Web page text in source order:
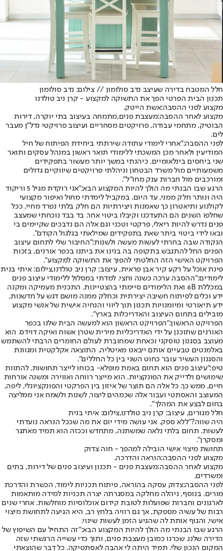
חלל המטבח בדירה שעיצב נדב סולומון // צילום: נדב סולומון
תכנון הבית הפרטי הפך את התשוקה למקצוע - קרן ניב טולדנו
מקצוע לפני ההסבה:אשת הייטק.
מקצוע לאחר ההסבה:מעצבת פנים,מתמחה בעיצוב בתי יוקרה, דירות
הבוטיק, מתחמי עבודה, פרויקטים מסחריים ועיצוב פרויקטי נדל"ן מעבר
לים.
לפני ההסבה:"אחרי לימודי עתודה שירתתי ביחידת הפיתוח של חיל
המודיעין ולאחר מכן המשכתי ללימודי תואר ראשון במנהל עסקים ותואר
שני ביחסים בינלאומיים. כיהנתי במשך יותר מעשור בתפקידים
משמעותיים מול משרד הבטחון וניהלתי פרויקטים שיווקיים גדולים
ומורכבים מול חברות ענק מחו"ל".
הרגע שבו הבנתי מה הולך להיות המקצוע הבא:
"אני רוקדת מגיל 5 וריקוד
היה ונותר חלק ממני, עד היום. במקביל לימדתי מחול ואיפור מקצועי
לקולנוע ותיאטרון כך שאמנות ויצירתיות הם חלק בלתי נפרד מחיי, ככל
שחלפו השנים הם התעדכנו וקיבלו ביטוי אחר. בד בבד נוכחתי שמעצב
פנים נדרש להיות ריאלי, פרקטי וטכני וגם אלה הם נדבכים שקיימים בי
ובאו לידי ביטוי ביתר שאת בתפקידים שמילאתי בגלגול הקודם".
הנקודה שבה בחרתי לעשות מעשה ולשנות:"החיבור שלי לתחום עיצוב
הפנים החל להתגבש בתקופה בה בנינו את ביתנו בכפר אורנים, בזכות
הפרויקט האישי הזה החלטתי להפוך את התשוקה למקצוע".
פינת אוכל על רקע קיר אבן פראית, עיצוב: קרן ניב טולדנו,צילום: איתי בנית
לימודים:"ההסבה ערכה כשנה וחצי. למדתי במסלול ללימודי עיצוב פנים
במכללת 6B ואת הלימודים סיימתי בהצטיינות. התכנית מעמיקה ומקנה
ידע וכלים לפיתוח חשיבה יצירתית וכחלק ממנה מושם דגש על חדשנות,
ידע תיאורטי ומיומנויות תכנון תוך ליווי והנחיה אישית של אנשי מקצוע
מובילים בתחום העיצוב והאדריכלות בארץ".
הפרויקט הראשון:"הפרויקט הראשון הוא למעשה הבית שלנו בכפר
האורנים שתוכנן על ידי האדריכליות מירית שטרן אשוח ואיקה דוידס. הוא
מעוצב בסגנון טוסקני וכאחת שמחוברת לעולם החומרים הרבתי להשתמש
באלמנטים טבעיים אותם ייבאנו מאיטליה. התוצאה אקלקטית ומגוונת
והסגנון העשיר עובר כחוט השני בין כל החללים".
טיפ:"עיצוב פנים הוא תחום באמת מופלא- בכוחו לייצר תחושות, להתוות
שימושים ולדייק את הפונקציות. הוא מייצר רווחה ואווירה ומשנה אורחות
חיים, ממש כך. כל אלה הם תוצר של איזון בין הפרקטי והפונקציונלי, ליפה,
המעוצב והאסתטי ועבור אלה שכמהים ליצור, לשנות ולשמח אני ממליצה
בחום לבצע את המהלך".
חלל מגורים, עיצוב: קרן ניב טולדנו,צילום: איתי בנית
היה שווה?"ללא ספק. אני עושה מידי יום את מה שככל הנראה נועדתי
לעשות. תחום בלתי נלאה שמשתנה, מתחדש וככזה הוא תמיד מאתגר
ומסקרן".
תחושת מיצוי אישי הובילה למהפך - חוה צדוק
מקצוע לפני ההסבה:הוראה והדרכה.
מקצוע לאחר ההסבה:מעצבת פנים - תכנון ועיצוב פנים של דירות, בתים
ומשרדים.
לפני ההסבה:צדוק עסקה בהוראה, פיתוח תכניות לימוד, הכשרת והדרכת
מורים. בנוסף, ניהלה מחלקה במסגרתה יצרה תכניות למידה מותאמות
לארגונים וחברות שפועלות לטובת קידום אוכלוסיות מוחלשות. אחרי שנים
רבות של עשיה מספקת, אך גם רוויה בלחץ רב, היא הגיעה לתחושת מיצוי
אישי, והגוף אותת לה שהגיע הזמן לעשות שינוי.
הרגע שבו הבנתי מה הולך להיות המקצוע הבא:"זה התחיל עם השיפוץ של
הדירה שלנו. שכרנו כמובן מעצבת פנים, ותוך כדי עשייה הרגשתי שזה
המקום הנכון שלי. תמיד היתה לי אהבה לאסתטיקה. כל דבר שהוצאתי